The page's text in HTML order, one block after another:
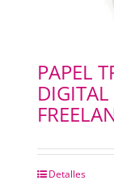
PAPEL
DIGITAL
Detalles